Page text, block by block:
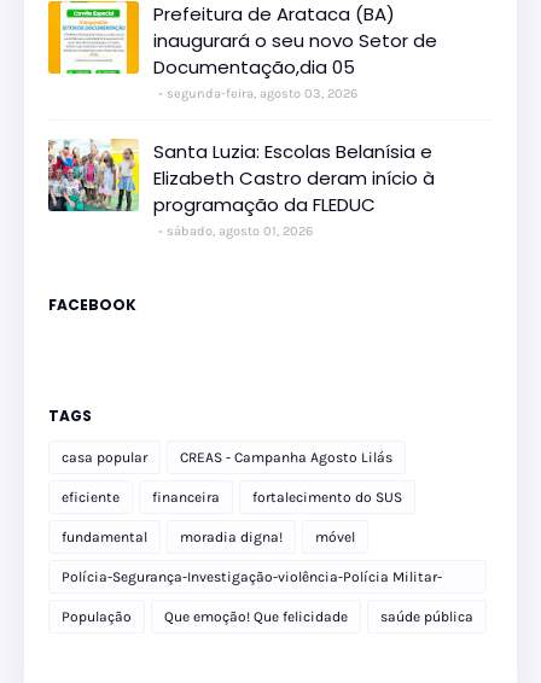
Prefeitura de Arataca (BA)
inaugurará o seu novo Setor de
Documentação,dia 05
segunda-feira, agosto 03, 2026
Santa Luzia: Escolas Belanísia e
Elizabeth Castro deram início à
programação da FLEDUC
sábado, agosto 01, 2026
FACEBOOK
TAGS
casa popular CREAS - Campanha Agosto Lilás
eficiente financeira fortalecimento do SUS
fundamental moradia digna! móvel
Polícia-Segurança-Investigação-violência-Polícia Militar-
delegacia
População Que emoção! Que felicidade saúde pública